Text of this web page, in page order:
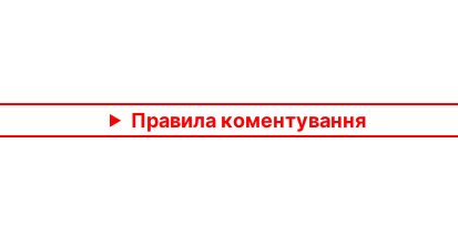
Правила коментування